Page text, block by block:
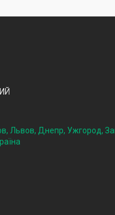
Львов, Днепр, Ужгород,